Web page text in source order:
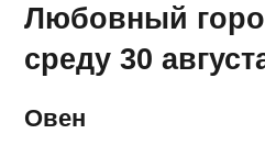
Любовный
среду 30
Овен